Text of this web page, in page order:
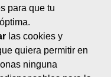
para que tu
las cookies y
quiera permitir en
ninguna
75h.
del papel
Duración: 75h.